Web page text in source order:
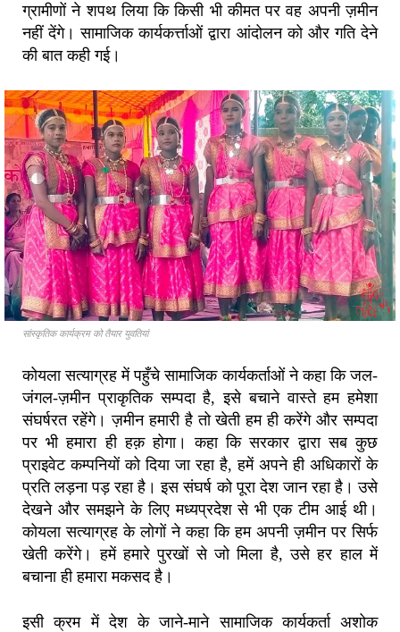
ग्रामीणों ने शपथ लिया कि किसी भी कीमत पर वह अपनी ज़मीन
नहीं देंगे। सामाजिक कार्यकर्त्ताओं द्वारा आंदोलन को और गति देने
की बात कही गई।
सांस्कृतिक कार्यक्रम को तैयार युवतियां
कोयला सत्याग्रह में पहुँचे सामाजिक कार्यकर्ताओं ने कहा कि जल-
जंगल-ज़मीन प्राकृतिक सम्पदा है, इसे बचाने वास्ते हम हमेशा
संघर्षरत रहेंगे। ज़मीन हमारी है तो खेती हम ही करेंगे और सम्पदा
पर भी हमारा ही हक़ होगा। कहा कि सरकार द्वारा सब कुछ
प्राइवेट कम्पनियों को दिया जा रहा है, हमें अपने ही अधिकारों के
प्रति लड़ना पड़ रहा है। इस संघर्ष को पूरा देश जान रहा है। उसे
देखने और समझने के लिए मध्यप्रदेश से भी एक टीम आई थी।
कोयला सत्याग्रह के लोगों ने कहा कि हम अपनी ज़मीन पर सिर्फ
खेती करेंगे। हमें हमारे पुरखों से जो मिला है, उसे हर हाल में
बचाना ही हमारा मकसद है।
इसी क्रम में देश के जाने-माने सामाजिक कार्यकर्ता अशोक